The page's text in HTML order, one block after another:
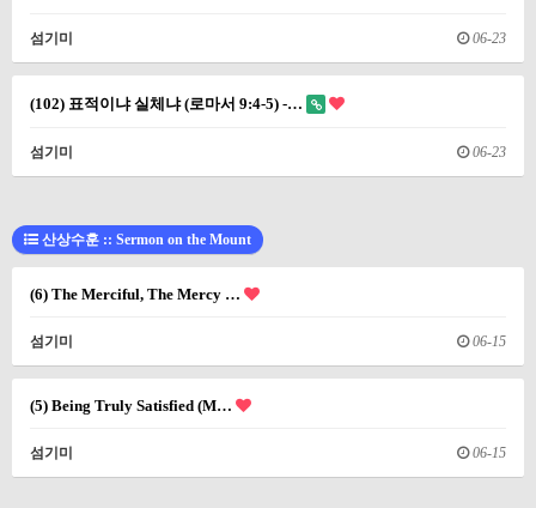
섬기미 06-23
(102) 표적이냐 실체냐 (로마서 9:4-5) -…
섬기미 06-23
산상수훈 :: Sermon on the Mount
(6) The Merciful, The Mercy …
섬기미 06-15
(5) Being Truly Satisfied (M…
섬기미 06-15